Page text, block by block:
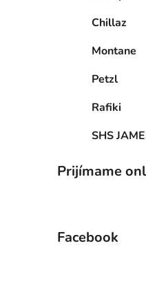
Chillaz
Montane
Petzl
Rafiki
SHS
Prijímame
Facebook